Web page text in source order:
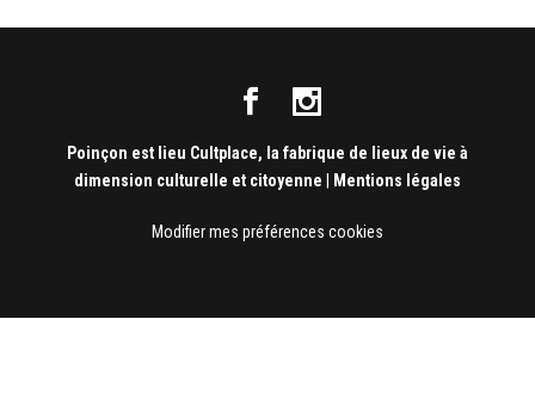
Poinçon est lieu Cultplace, la fabrique de lieux de vie à
dimension culturelle et citoyenne
Mentions légales
Modifier mes préférences cookies